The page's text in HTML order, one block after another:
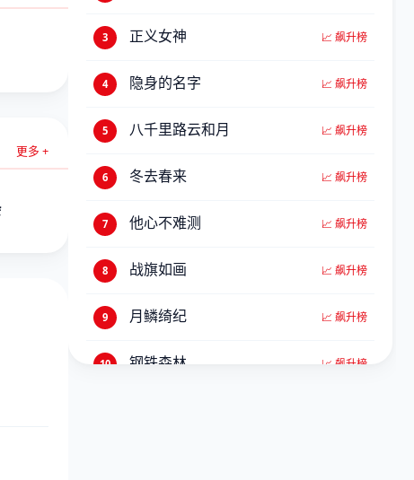
第1集
更多 +
第2期
14 新老娘舅 🔥 87万热度
15 笑动剧场 🔥 86万热度
16 风华合伙人 🔥 85万热度
17 不能笑的孤独粉丝见面会 🔥 84万热度
18 百鬼夜行抄 🔥 83万热度
19 婚姻剧毒 🔥 82万热度
20 复制品的我也会谈恋爱 🔥 81万热度
3 正义女神 📈 飙升榜
4 隐身的名字 📈 飙升榜
5 八千里路云和月 📈 飙升榜
6 冬去春来 📈 飙升榜
7 他心不难测 📈 飙升榜
8 战旗如画 📈 飙升榜
9 月鳞绮纪 📈 飙升榜
10 钢铁森林 📈 飙升榜